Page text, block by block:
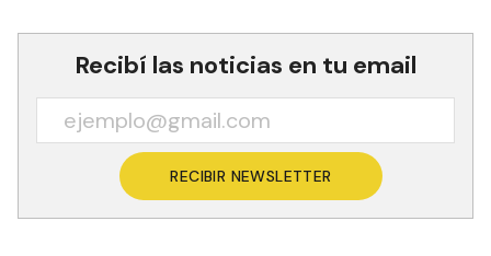
Recibí las noticias en tu email
RECIBIR NEWSLETTER